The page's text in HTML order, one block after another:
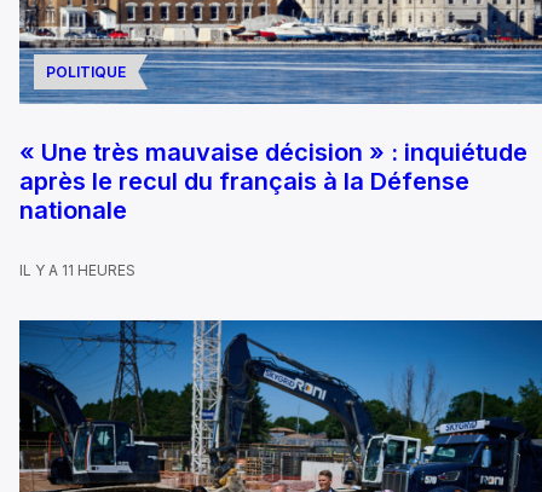
POLITIQUE
« Une très mauvaise décision » : inquiétude
après le recul du français à la Défense
nationale
IL Y A 11 HEURES